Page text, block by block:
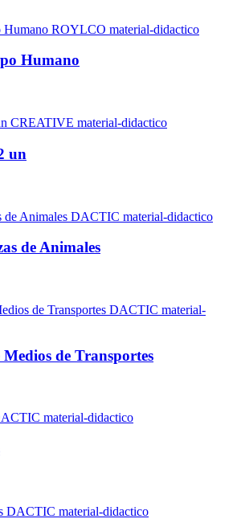
Humano
un
de Animales
Medios de Transportes